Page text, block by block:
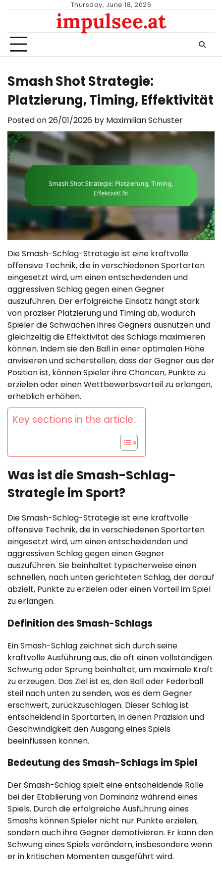
Thursday, June 18, 2026
impulsee.at
Smash Shot Strategie:
Platzierung, Timing, Effektivität
Posted on26/01/2026 by Maximilian Schuster
Die Smash-Schlag-Strategie ist eine kraftvolle
offensive Technik, die in verschiedenen Sportarten
eingesetzt wird, um einen entscheidenden und
aggressiven Schlag gegen einen Gegner
auszuführen. Der erfolgreiche Einsatz hängt stark
von präziser Platzierung und Timing ab, wodurch
Spieler die Schwächen ihres Gegners ausnutzen und
gleichzeitig die Effektivität des Schlags maximieren
können. Indem sie den Ball in einer optimalen Höhe
anvisieren und sicherstellen, dass der Gegner aus der
Position ist, können Spieler ihre Chancen, Punkte zu
erzielen oder einen Wettbewerbsvorteil zu erlangen,
erheblich erhöhen.
Key sections in the article:
Was ist die Smash-Schlag-
Strategie im Sport?
Die Smash-Schlag-Strategie ist eine kraftvolle
offensive Technik, die in verschiedenen Sportarten
eingesetzt wird, um einen entscheidenden und
aggressiven Schlag gegen einen Gegner
auszuführen. Sie beinhaltet typischerweise einen
schnellen, nach unten gerichteten Schlag, der darauf
abzielt, Punkte zu erzielen oder einen Vorteil im Spiel
zu erlangen.
Definition des Smash-Schlags
Ein Smash-Schlag zeichnet sich durch seine
kraftvolle Ausführung aus, die oft einen vollständigen
Schwung oder Sprung beinhaltet, um maximale Kraft
zu erzeugen. Das Ziel ist es, den Ball oder Federball
steil nach unten zu senden, was es dem Gegner
erschwert, zurückzuschlagen. Dieser Schlag ist
entscheidend in Sportarten, in denen Präzision und
Geschwindigkeit den Ausgang eines Spiels
beeinflussen können.
Bedeutung des Smash-Schlags im Spiel
Der Smash-Schlag spielt eine entscheidende Rolle
bei der Etablierung von Dominanz während eines
Spiels. Durch die erfolgreiche Ausführung eines
Smashs können Spieler nicht nur Punkte erzielen,
sondern auch ihre Gegner demotivieren. Er kann den
Schwung eines Spiels verändern, insbesondere wenn
er in kritischen Momenten ausgeführt wird.